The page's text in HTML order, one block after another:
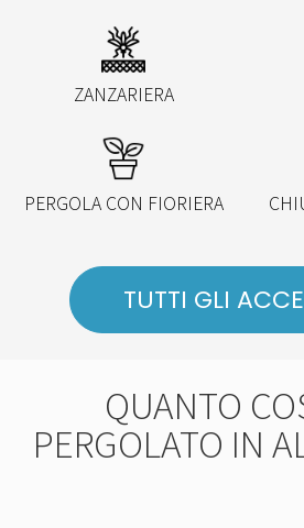
ZANZARIERA
PERGOLA CON FIORIERA
TUTTI GLI
QUANTO
PERGOLATO IN